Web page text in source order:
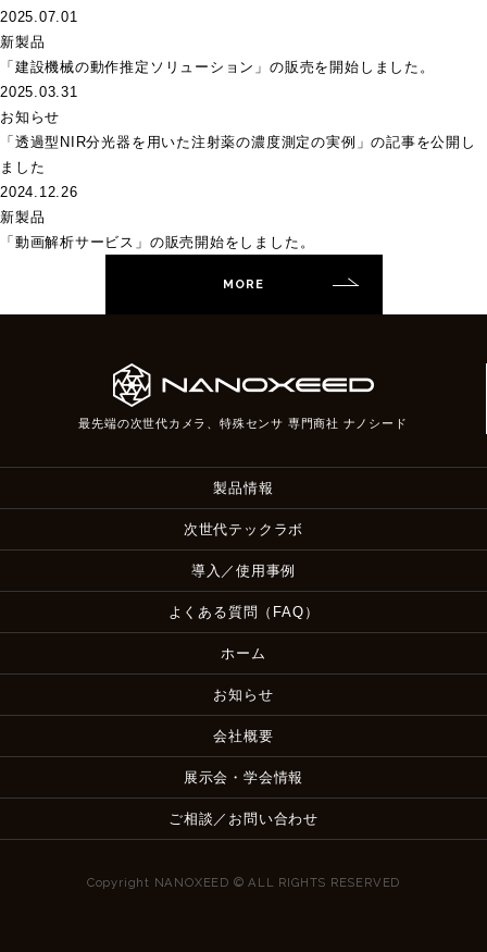
2025.07.01
新製品
「建設機械の動作推定ソリューション」の販売を開始しました。
2025.03.31
お知らせ
「透過型NIR分光器を用いた注射薬の濃度測定の実例」の記事を公開し
ました
2024.12.26
新製品
「動画解析サービス」の販売開始をしました。
MORE
最先端の次世代カメラ、特殊センサ 専門商社 ナノシード
製品情報
次世代テックラボ
導入／使用事例
よくある質問（FAQ）
ホーム
お知らせ
会社概要
展示会・学会情報
ご相談／お問い合わせ
Copyright NANOXEED © ALL RIGHTS RESERVED